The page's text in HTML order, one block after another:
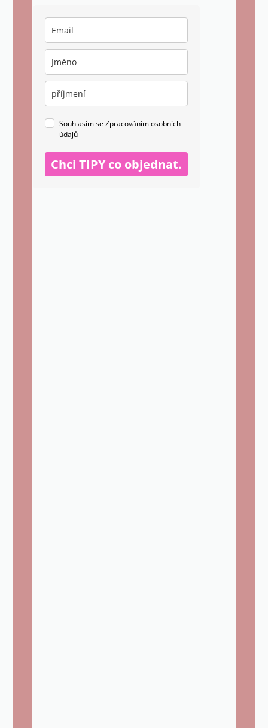
Souhlasím seZpracováním osobních
údajů
Chci TIPY co objednat.